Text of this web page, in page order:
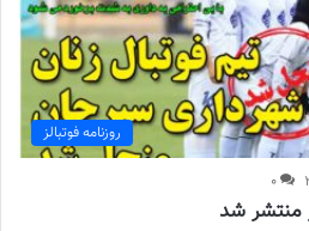
روزنامه فوتبالز
0